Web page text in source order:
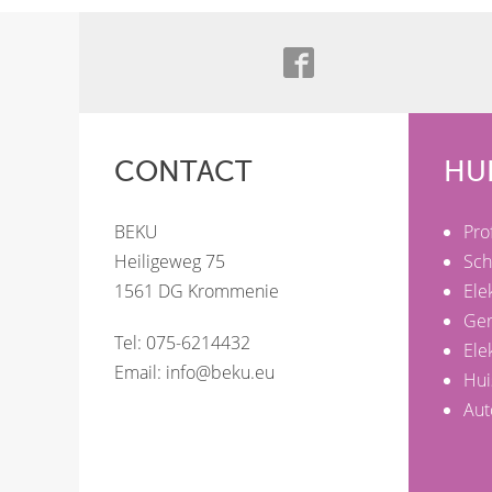
CONTACT
BEKU
Heiligeweg 75
1561 DG Krommenie
Tel: 075-6214432
Email: info@beku.eu